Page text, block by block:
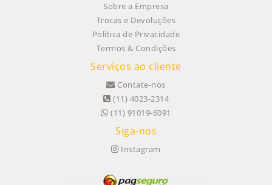
Sobre a Empresa
Trocas e Devoluções
Política de Privacidade
Termos & Condições
Serviços ao cliente
Contate-nos
(11) 4023-2314
(11) 91019-6091
Siga-nos
Instagram